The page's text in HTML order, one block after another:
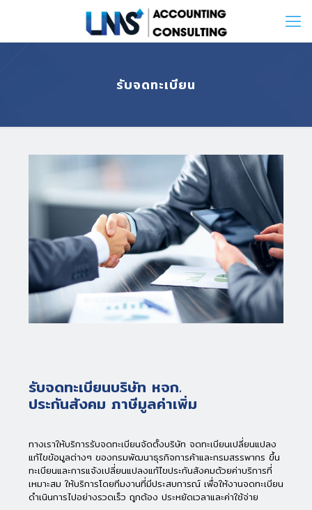
รับจดทะเบียน
รับจดทะเบียนบริษัท หจก.
ประกันสังคม ภาษีมูลค่าเพิ่ม
ทางเราให้บริการรับจดทะเบียนจัดตั้งบริษัท จดทะเบียนเปลี่ยนแปลง
แก้ไขข้อมูลต่างๆ ของกรมพัฒนาธุรกิจการค้าและกรมสรรพากร ขึ้น
ทะเบียนและการแจ้งเปลี่ยนแปลงแก้ไขประกันสังคมด้วยค่าบริการที่
เหมาะสม ให้บริการโดยทีมงานที่มีประสบการณ์ เพื่อให้งานจดทะเบียน
ดำเนินการไปอย่างรวดเร็ว ถูกต้อง ประหยัดเวลาและค่าใช้จ่าย